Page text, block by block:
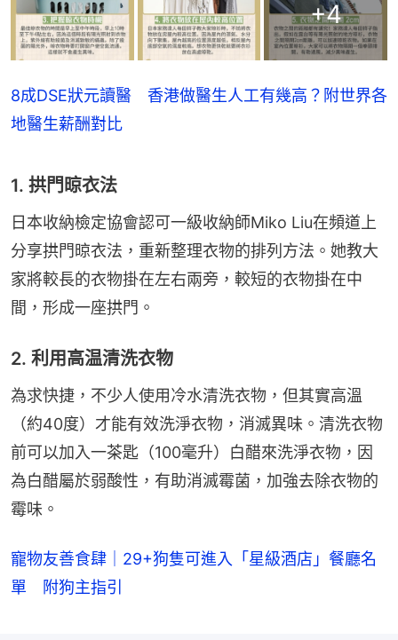
+4
8成DSE狀元讀醫 香港做醫生人工有幾高？附世界各
地醫生薪酬對比
1. 拱門晾衣法
日本收納檢定協會認可一級收納師Miko Liu在頻道上
分享拱門晾衣法，重新整理衣物的排列方法。她教大
家將較長的衣物掛在左右兩旁，較短的衣物掛在中
間，形成一座拱門。
2. 利用高温清洗衣物
為求快捷，不少人使用冷水清洗衣物，但其實高溫
（約40度）才能有效洗淨衣物，消滅異味。清洗衣物
前可以加入一茶匙（100毫升）白醋來洗淨衣物，因
為白醋屬於弱酸性，有助消滅霉菌，加強去除衣物的
霉味。
寵物友善食肆｜29+狗隻可進入「星級酒店」餐廳名
單 附狗主指引